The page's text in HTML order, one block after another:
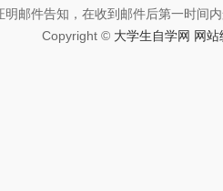
明邮件告知，在收到邮件后第一时间
Copyright © 大学生自学网 网站